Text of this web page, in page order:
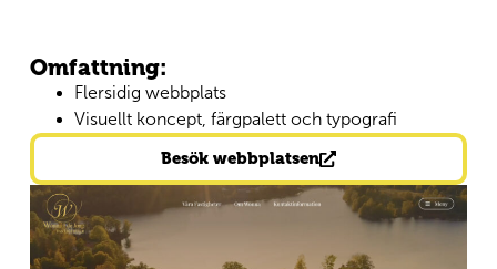
Omfattning:
Flersidig webbplats
Visuellt koncept, färgpalett och typografi
Besök webbplatsen